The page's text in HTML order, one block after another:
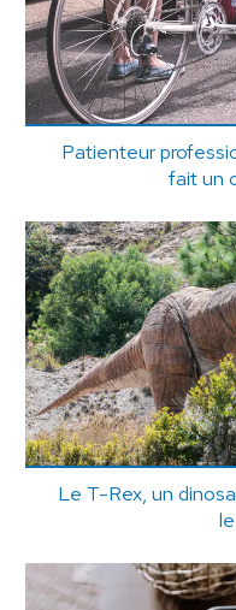
Patienteur
fait un
Le T-Rex, un